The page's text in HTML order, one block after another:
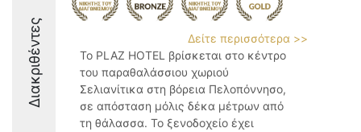
Διακριθέντες
Δείτε περισσότερα >>
Το PLAZ HOTEL βρίσκεται στο κέντρο
του παραθαλάσσιου χωριού
Σελιανίτικα στη βόρεια Πελοπόννησο,
σε απόσταση μόλις δέκα μέτρων από
τη θάλασσα. Το ξενοδοχείο έχει